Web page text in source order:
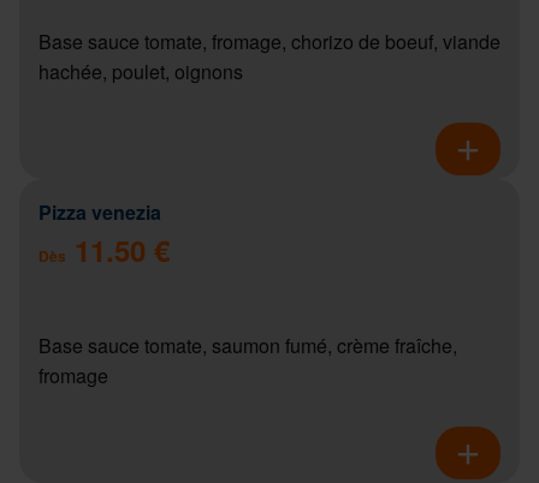
Base sauce tomate, fromage, chorizo de boeuf, viande
hachée, poulet, oignons
Pizza venezia
Dès 11.50 €
Base sauce tomate, saumon fumé, crème fraîche,
fromage